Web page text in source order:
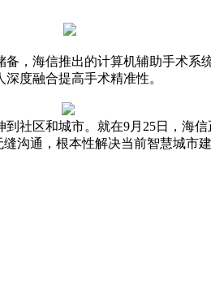
，海信推出的计算机辅助手术系
度融合提高手术精准性。
社区和城市。就在9月25日，海
沟通，根本性解决当前智慧城